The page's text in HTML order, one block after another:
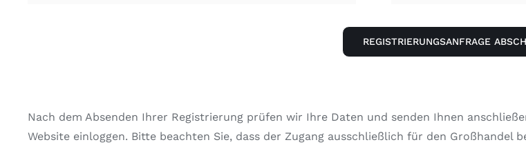
REGISTRIERUNGSANFRAGE
Nach dem Absenden Ihrer Registrierung prüfen wir Ihre Daten und senden Ihnen
Website einloggen. Bitte beachten Sie, dass der Zugang ausschließlich für den Großhandel